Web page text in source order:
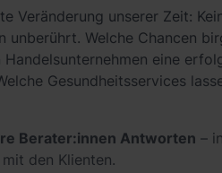
Veränderung unserer Zeit:
Welche Chancen
eine
Gesundheitsservices
Berater:innen Antworten – in
den Klienten.